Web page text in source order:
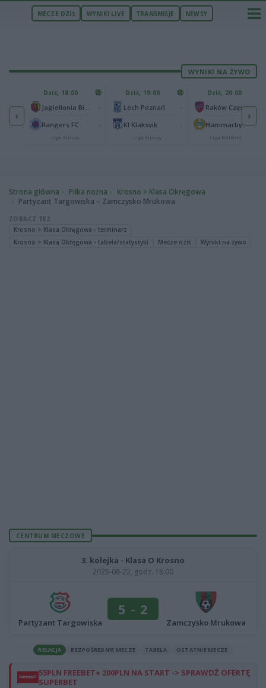
MECZE DZIŚ WYNIKI LIVE TRANSMISJE NEWSY
WYNIKI NA ŻYWO
‹
1
0
Dziś, 18:00
Rangers FC
Liga Europy
Dziś, 19:00
Lech Poznań
KI Klaksvik
Liga Europy
Dziś, 20:00
Raków Częstochowa
Hammarby IF
Liga Konferencji
›
Strona główna Piłka nożna
Krosno > Klasa Okręgowa
Partyzant Targowiska – Zamczysko Mrukowa
ZOBACZ TEŻ
Krosno > Klasa Okręgowa - terminarz
Krosno > Klasa Okręgowa - tabela/statystyki
Mecze dziś Wyniki na żywo
CENTRUM MECZOWE
3. kolejka - Klasa O Krosno
2025-08-22, godz. 18:00
Partyzant Targowiska
5 - 2
Zamczysko Mrukowa
RELACJA BEZPOŚREDNIE MECZE TABELA OSTATNIE MECZE
55PLN FREEBET+ 200PLN NA START -> SPRAWDŹ OFERTĘ
SUPERBET